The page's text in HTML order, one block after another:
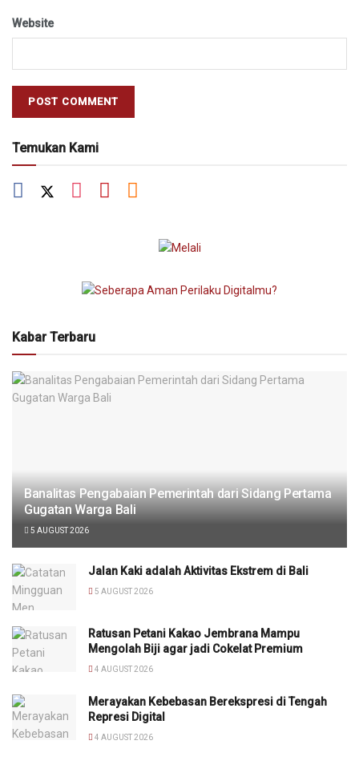
Website
Temukan Kami
Kabar Terbaru
Banalitas Pengabaian Pemerintah dari Sidang Pertama
Gugatan Warga Bali
5 AUGUST 2026
Jalan Kaki adalah Aktivitas Ekstrem di Bali
5 AUGUST 2026
Ratusan Petani Kakao Jembrana Mampu
Mengolah Biji agar jadi Cokelat Premium
4 AUGUST 2026
Merayakan Kebebasan Berekspresi di Tengah
Represi Digital
4 AUGUST 2026